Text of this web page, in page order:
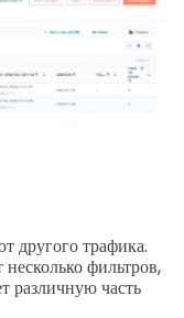
другого трафика.
фильтров,
различную часть